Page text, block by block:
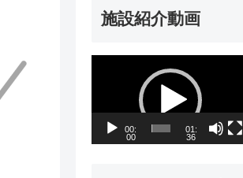
施設紹介動画
プ
レ
00:
00
01:
36